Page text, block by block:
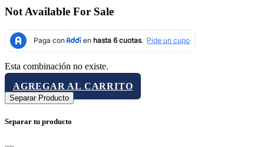
Not Available For Sale
Esta combinación no existe.
AGREGAR AL CARRITO
Separar Producto
Separar tu producto